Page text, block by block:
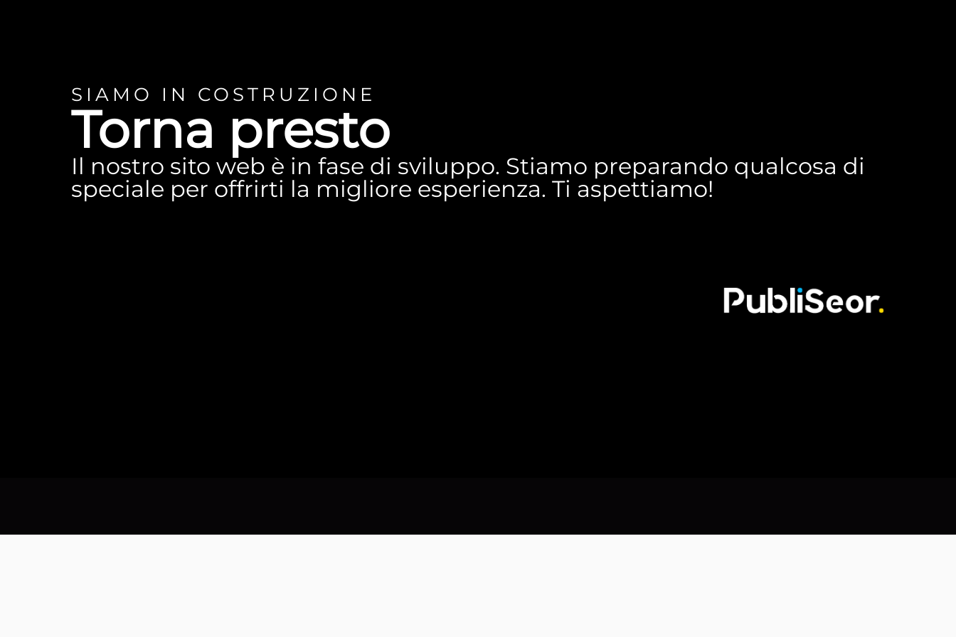
SIAMO IN COSTRUZIONE
Torna presto
Il nostro sito web è in fase di sviluppo. Stiamo preparando qualcosa di
speciale per offrirti la migliore esperienza. Ti aspettiamo!